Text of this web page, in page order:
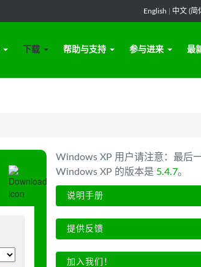
English 中文 (简
下载 帮助与支持 参与进来 最
Windows XP 用户请注意：最后
Windows XP 的版本是 5.4.7。
说明手册
提供反馈
加入我们！